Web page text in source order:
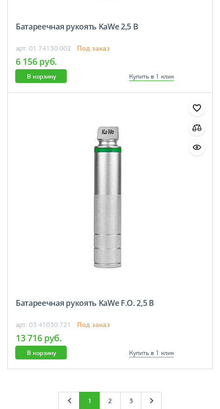
Батареечная рукоять KaWe 2,5 В
арт. 01.74130.002 Под заказ
6 156 руб.
В корзину Купить в 1 клик
Батареечная рукоять KaWe F.O. 2,5 В
арт. 03.41030.721 Под заказ
13 716 руб.
В корзину Купить в 1 клик
1 2 3